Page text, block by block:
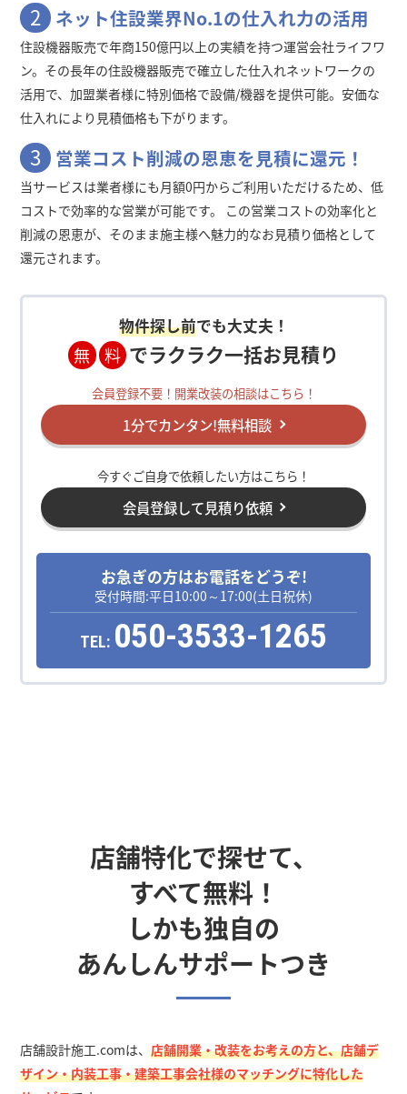
2 ネット住設業界No.1の仕入れ力の活用
住設機器販売で年商150億円以上の実績を持つ運営会社ライフワ
ン。その長年の住設機器販売で確立した仕入れネットワークの
活用で、加盟業者様に特別価格で設備/機器を提供可能。安価な
仕入れにより見積価格も下がります。
3 営業コスト削減の恩恵を見積に還元！
当サービスは業者様にも月額0円からご利用いただけるため、低
コストで効率的な営業が可能です。 この営業コストの効率化と
削減の恩恵が、そのまま施主様へ魅力的なお見積り価格として
還元されます。
物件探し前でも大丈夫！
無 料 でラクラク一括お見積り
会員登録不要！開業改装の相談はこちら！
1分でカンタン!無料相談
今すぐご自身で依頼したい方はこちら！
会員登録して見積り依頼
お急ぎの方はお電話をどうぞ!
受付時間:平日10:00～17:00(土日祝休)
TEL: 050-3533-1265
店舗特化で探せて、
すべて無料！
しかも独自の
あんしんサポートつき
店舗設計施工.comは、店舗開業・改装をお考えの方と、店舗デ
ザイン・内装工事・建築工事会社様のマッチングに特化した